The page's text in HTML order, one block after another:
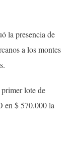
la presencia de
a los montes
lote de
en $ 570.000 la